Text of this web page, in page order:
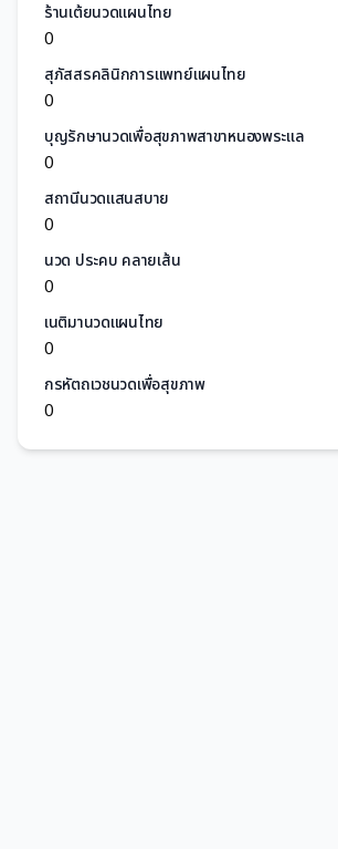
ร้านเต้ยนวดแผนไทย
0
สุภัสสรคลินิกการแพทย์แผนไทย
0
บุญรักษานวดเพื่อสุขภาพสาขาหนองพระแล
0
สถานีนวดแสนสบาย
0
นวด ประคบ คลายเส้น
0
เนติมานวดแผนไทย
0
กรหัตถเวชนวดเพื่อสุขภาพ
0